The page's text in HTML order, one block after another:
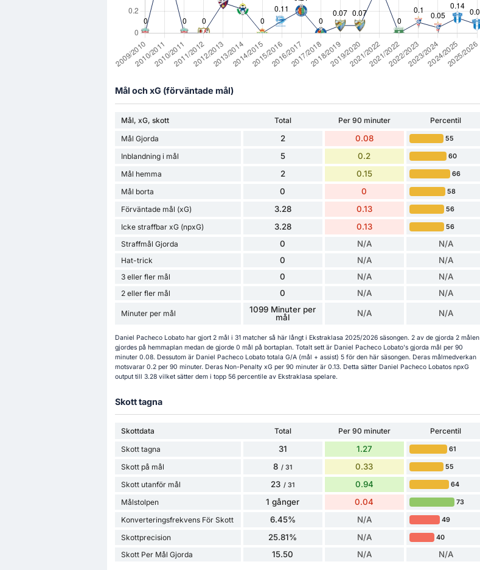
Mål och xG (förväntade mål)
Mål, xG, skott Total Per 90 minuter
Percentil
Mål Gjorda
2 0.08 55
Inblandning i mål 5 0.2 60
Mål hemma 2 0.15 66
Mål borta 0 0 58
Förväntade mål (xG) 3.28 0.13 56
Icke straffbar xG (npxG) 3.28 0.13 56
Straffmål Gjorda 0 N/A N/A
Hat-trick 0 N/A N/A
3 eller fler mål 0 N/A N/A
2 eller fler mål 0 N/A N/A
Minuter per mål
1099 Minuter per
mål
N/A N/A
Daniel Pacheco Lobato har gjort 2 mål i 31 matcher så här långt i Ekstraklasa 2025/2026 säsongen. 2 av de gjorda 2 målen
gjordes på hemmaplan medan de gjorde 0 mål på bortaplan. Totalt sett är Daniel Pacheco Lobato's gjorda mål per 90
minuter 0.08. Dessutom är Daniel Pacheco Lobato totala G/A (mål + assist) 5 för den här säsongen. Deras målmedverkan
motsvarar 0.2 per 90 minuter. Deras Non-Penalty xG per 90 minuter är 0.13. Detta sätter Daniel Pacheco Lobatos npxG
output till 3.28 vilket sätter dem i topp 56 percentile av Ekstraklasa spelare.
Skott tagna
Skottdata Total Per 90 minuter
Percentil
Skott tagna
31 1.27 61
Skott på mål 8 / 31 0.33 55
Skott utanför mål 23 / 31 0.94 64
Målstolpen 1 gånger 0.04 73
Konverteringsfrekvens För Skott 6.45% N/A 49
Skottprecision 25.81% N/A 40
Skott Per Mål Gjorda 15.50 N/A N/A